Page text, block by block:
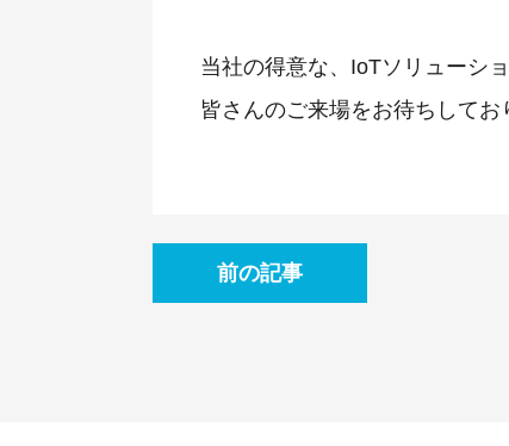
当社の得意な、IoTソリューシ
皆さんのご来場をお待ちしてお
前の記事